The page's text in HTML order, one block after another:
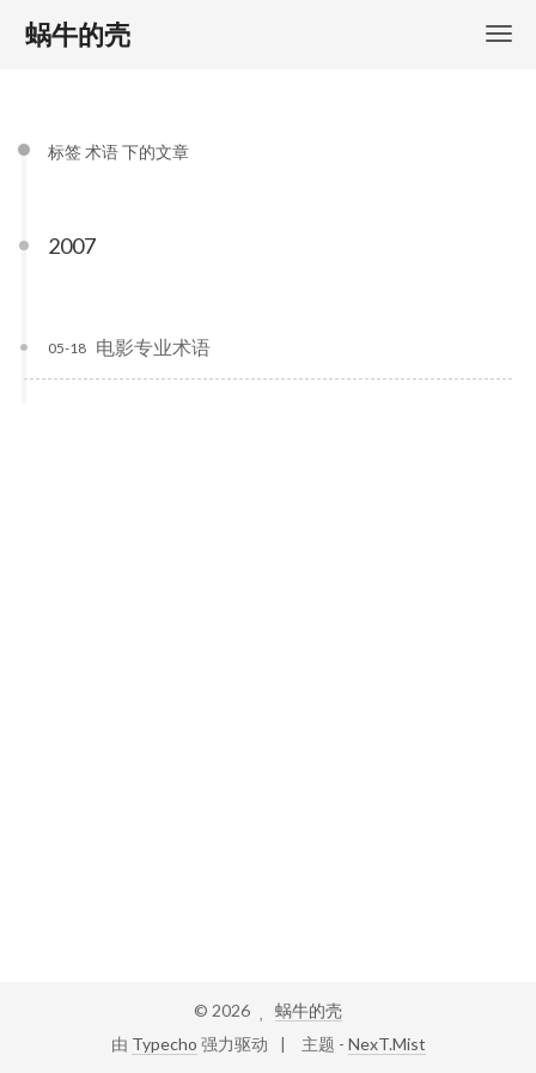
蜗牛的壳
标签 术语 下的文章
2007
电影专业术语
05-18
© 2026
蜗牛的壳
由 Typecho 强力驱动 主题 - NexT.Mist